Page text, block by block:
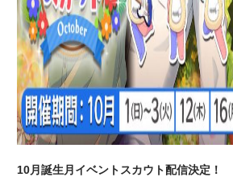
10月誕生月イベントスカウト配信決定！